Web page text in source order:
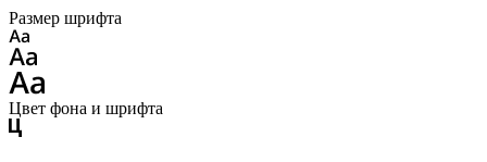
Размер шрифта
Цвет фона и шрифта